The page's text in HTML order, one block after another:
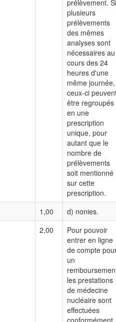
prélèvement. Si
plusieurs
prélèvements
des mêmes
analyses sont
nécessaires au
cours des 24
heures d'une
même journée,
ceux-ci
être regroupés
en une
prescription
unique, pour
autant que le
nombre de
prélèvements
soit mentionné
sur cette
prescription.
1,00
d) nonies.
2,00
Pour pouvoir
entrer en ligne
de compte
un
les prestations
de médecine
nucléaire sont
effectuées